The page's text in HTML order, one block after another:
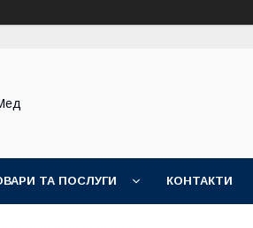
ТА ПОСЛУГИ КОНТАКТИ